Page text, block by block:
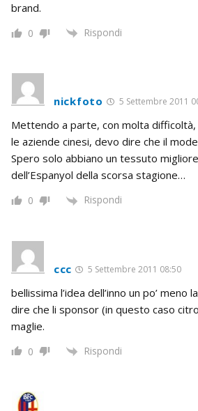
brand.
0 Rispondi
nickfoto 5 Settembre 2011
Mettendo a parte, con molta
le aziende cinesi, devo dire che il
Spero solo abbiano un tessuto
dell’Espanyol della scorsa stagione…
0 Rispondi
ccc 5 Settembre 2011 08:50
bellissima l’idea dell’inno un po’ meno
dire che li sponsor (in questo caso
maglie.
0 Rispondi